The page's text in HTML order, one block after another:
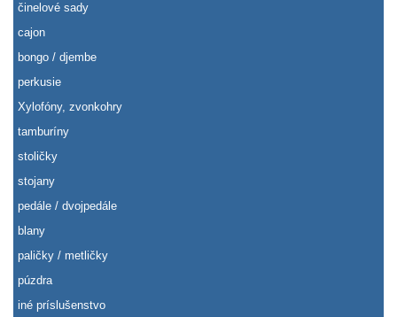
činelové sady
cajon
bongo / djembe
perkusie
Xylofóny, zvonkohry
tamburíny
stoličky
stojany
pedále / dvojpedále
blany
paličky / metličky
púzdra
iné príslušenstvo